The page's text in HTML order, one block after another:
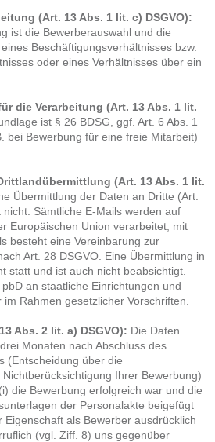
(Art. 13 Abs. 1 lit. c) DSGVO):
ist die Bewerberauswahl und die
Beschäftigungsverhältnisses bzw.
oder eines Verhältnisses über ein
die Verarbeitung (Art. 13 Abs. 1 lit.
ist § 26 BDSG, ggf. Art. 6 Abs. 1
bei Bewerbung für eine freie Mitarbeit)
(Art. 13 Abs. 1 lit.
Übermittlung der Daten an Dritte (Art.
Sämtliche E-Mails werden auf
Europäischen Union verarbeitet, mit
besteht eine Vereinbarung zur
Art. 28 DSGVO. Eine Übermittlung in
statt und ist auch nicht beabsichtigt.
an staatliche Einrichtungen und
Rahmen gesetzlicher Vorschriften.
Abs. 2 lit. a) DSGVO): Die Daten
Monaten nach Abschluss des
(Entscheidung über die
Ihrer Bewerbung)
die Bewerbung erfolgreich war und die
der Personalakte beigefügt
Eigenschaft als Bewerber ausdrücklich
(vgl. Ziff. 8) uns gegenüber